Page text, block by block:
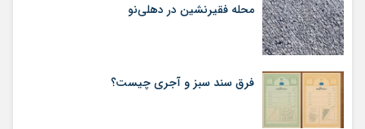
محله فقیرنشین در دهلی‏‌نو
فرق سند سبز و آجری چیست؟